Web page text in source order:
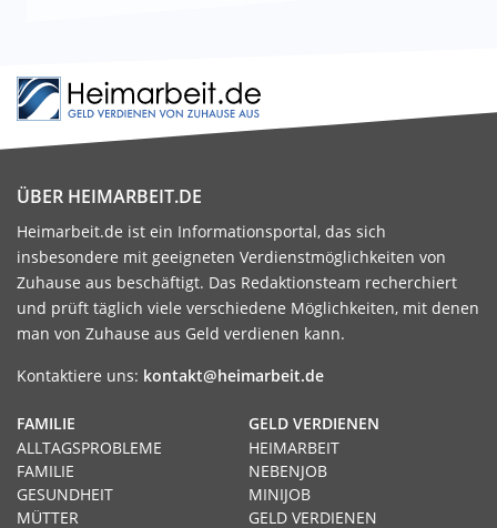
ÜBER HEIMARBEIT.DE
Heimarbeit.de ist ein Informationsportal, das sich
insbesondere mit geeigneten Verdienstmöglichkeiten von
Zuhause aus beschäftigt. Das Redaktionsteam recherchiert
und prüft täglich viele verschiedene Möglichkeiten, mit denen
man von Zuhause aus Geld verdienen kann.
Kontaktiere uns: kontakt@heimarbeit.de
GELD VERDIENEN
HEIMARBEIT
NEBENJOB
MINIJOB
GELD VERDIENEN
FAMILIE
ALLTAGSPROBLEME
FAMILIE
GESUNDHEIT
MÜTTER